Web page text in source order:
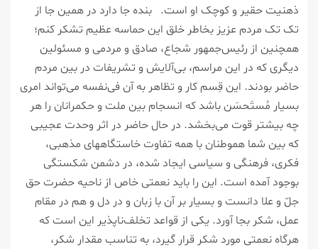
ذهنیت حقیر و کوچک او است. بنده جا دارد در همین جا از
تک تک مردم عزیز بخاطر خلق این حماسه عظیم تشکر کنم؛
همچنین از رئیس‌جمهور شجاع، صادق و مردمی و مسئولین
دیگری که در این مراسم، بی‌آلایش و تشریفات در بین مردم
حاضر بودند. این قِسم کار و تظاهر به آن فی‌نفسه می‌تواند امری
بسیار مُستَحسَن باشد که انسجام بین ملت و حکمرانان را هر
چه بیشتر قوت می‌بخشد. در حال حاضر در اثر وحدت عجیبی
که بین شما هموطنان با همه تفاوت خاستگاههای مذهبی،
فکری، فرهنگی و سیاسی ایجاد شده، در دشمن شکستگی
بوجود آمده است. این را باید نعمتی خاص از ناحیه حضرت حق
جلّ‌ و علا دانست و بسیار بر آن با زبان و در دل و هم در مقام
عمل، شکر بجا آورد. یکی از قواعد تخلف‌ناپذیر این است که
هرگاه نعمتی مورد شکر قرار گیرد، به تناسب مقدار شکر،